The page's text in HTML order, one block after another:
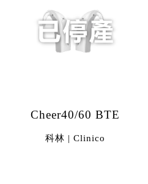
Cheer40/60 BTE
科林 | Clinico